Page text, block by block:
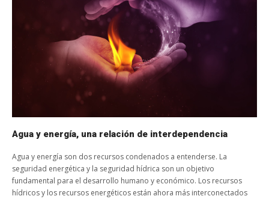
Agua y energía, una relación de interdependencia
Agua y energía son dos recursos condenados a entenderse. La
seguridad energética y la seguridad hídrica son un objetivo
fundamental para el desarrollo humano y económico. Los recursos
hídricos y los recursos energéticos están ahora más interconectados